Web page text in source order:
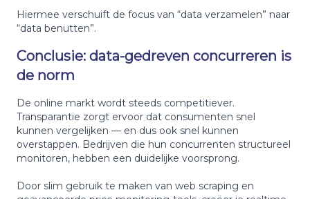
Hiermee verschuift de focus van “data verzamelen” naar
“data benutten”.
Conclusie: data-gedreven concurreren is
de norm
De online markt wordt steeds competitiever.
Transparantie zorgt ervoor dat consumenten snel
kunnen vergelijken — en dus ook snel kunnen
overstappen. Bedrijven die hun concurrenten structureel
monitoren, hebben een duidelijke voorsprong.
Door slim gebruik te maken van web scraping en